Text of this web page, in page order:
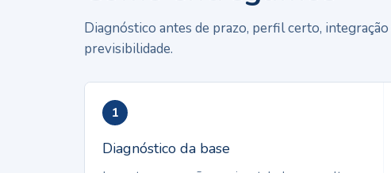
Diagnóstico antes de prazo, perfil certo,
previsibilidade.
1
Diagnóstico da base